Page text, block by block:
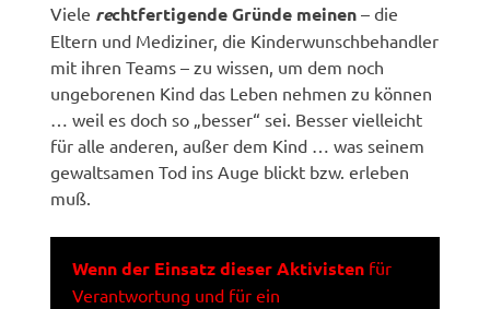
Viele rechtfertigende Gründe meinen– die
Eltern und Mediziner, die Kinderwunschbehandler
mit ihren Teams – zu wissen, um dem noch
ungeborenen Kind das Leben nehmen zu können
… weil es doch so „besser“ sei. Besser vielleicht
für alle anderen, außer dem Kind … was seinem
gewaltsamen Tod ins Auge blickt bzw. erleben
muß.
Wenn der Einsatz dieser Aktivisten für
Verantwortung und für ein